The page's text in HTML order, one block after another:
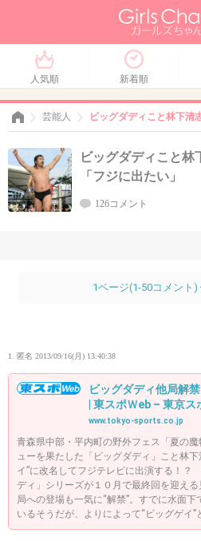
人気順 新着順
芸能人 ビッグダディこと林下清
ビッグダディこと
「フジに出たい」
126コメント
1ページ(1-50コメント)
1. 匿名 2013/09/16(月) 13:40:38
ビッグダディ他局解
| 東スポＷeb – 東京
www.tokyo-sports.co.jp
青森県中部・平内町の野外フェス「夏の
ューを果たした「ビッグダディ」こと林
イ”に改名してフジテレビに出演する！
ディ」シリーズが１０月で最終回を迎え
局への登場も一気に“解禁”。すでに水面
いるそうだが、よりによって“ビッグゲイ”